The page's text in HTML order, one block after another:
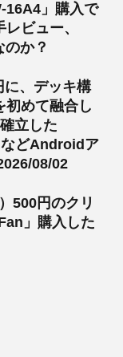
16A4」購入で
ビュー、
か？
に、デッキ構
初めて融合し
立した
などAndroidア
08/02
500円のクリ
」購入した